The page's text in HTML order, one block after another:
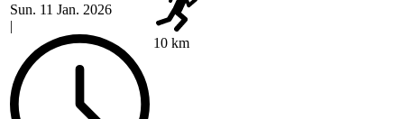
Sun. 11 Jan. 2026
|
10 km